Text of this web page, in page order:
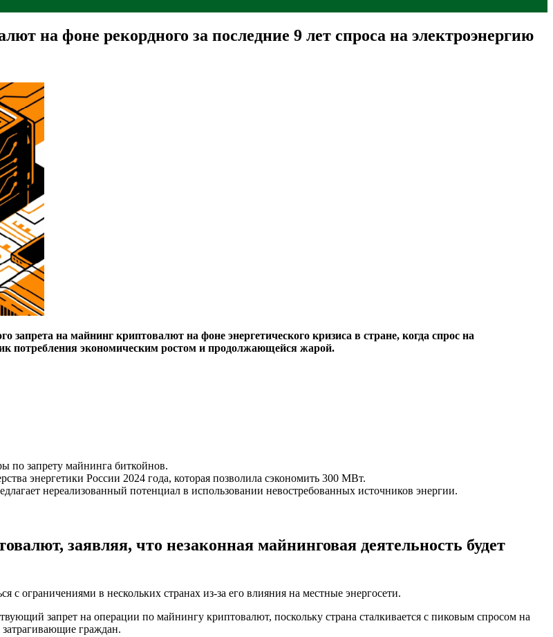
на фоне рекордного за последние 9 лет спроса на электроэнергию
на майнинг криптовалют на фоне энергетического кризиса в стране, когда спрос на
потребления экономическим ростом и продолжающейся жарой.
по запрету майнинга биткойнов.
энергетики России 2024 года, которая позволила сэкономить 300 МВт.
нереализованный потенциал в использовании невостребованных источников энергии.
заявляя, что незаконная майнинговая деятельность будет
с ограничениями в нескольких странах из-за его влияния на местные энергосети.
запрет на операции по майнингу криптовалют, поскольку страна сталкивается с пиковым спросом на
граждан.